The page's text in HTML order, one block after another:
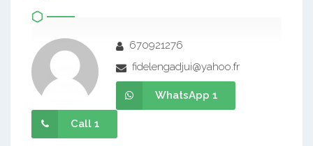
670921276
fidelengadjui@yahoo.fr
WhatsApp 1
Call 1